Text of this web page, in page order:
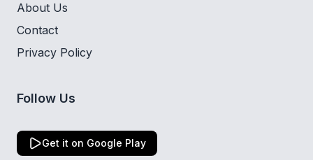
About Us
Contact
Privacy Policy
Follow Us
Get it on Google Play